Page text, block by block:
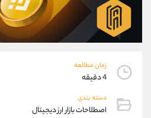
زمان مطالعه
4 دقیقه
دسته بندی
اصطلاحات بازار ارز دیجیتال
واتساپ
تلگرام
پشتیبان فروش
موبایل
واتساپ